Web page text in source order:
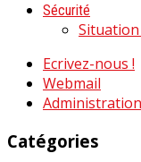
Sécurité
Ecrivez-nous !
Webmail
Administration
Catégories